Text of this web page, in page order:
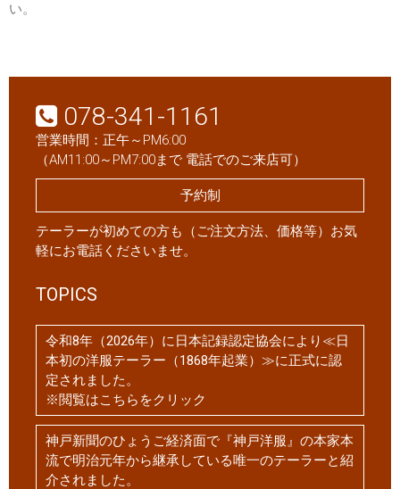
い。
078-341-1161
営業時間：正午～PM6:00
（AM11:00～PM7:00まで 電話でのご来店可）
予約制
テーラーが初めての方も（ご注文方法、価格等）お気
軽にお電話くださいませ。
TOPICS
令和8年（2026年）に日本記録認定協会により≪日
本初の洋服テーラー（1868年起業）≫に正式に認
定されました。
※閲覧はこちらをクリック
神戸新聞のひょうご経済面で『神戸洋服』の本家本
流で明治元年から継承している唯一のテーラーと紹
介されました。